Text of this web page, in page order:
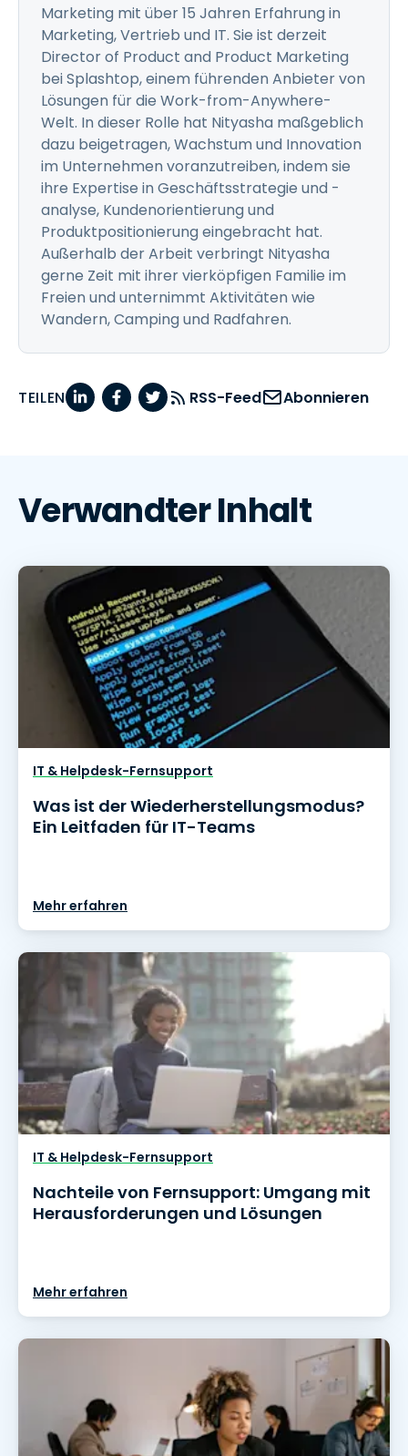
Marketing mit über 15 Jahren Erfahrung in
Marketing, Vertrieb und IT. Sie ist derzeit
Director of Product and Product Marketing
bei Splashtop, einem führenden Anbieter von
Lösungen für die Work-from-Anywhere-
Welt. In dieser Rolle hat Nityasha maßgeblich
dazu beigetragen, Wachstum und Innovation
im Unternehmen voranzutreiben, indem sie
ihre Expertise in Geschäftsstrategie und -
analyse, Kundenorientierung und
Produktpositionierung eingebracht hat.
Außerhalb der Arbeit verbringt Nityasha
gerne Zeit mit ihrer vierköpfigen Familie im
Freien und unternimmt Aktivitäten wie
Wandern, Camping und Radfahren.
TEILEN RSS-Feed Abonnieren
Verwandter Inhalt
IT & Helpdesk-Fernsupport
Was ist der Wiederherstellungsmodus?
Ein Leitfaden für IT-Teams
Mehr erfahren
IT & Helpdesk-Fernsupport
Nachteile von Fernsupport: Umgang mit
Herausforderungen und Lösungen
Mehr erfahren